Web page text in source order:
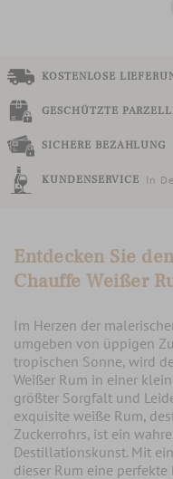
KOSTENLOSE
GESCHÜTZTE
SICHERE BEZAHLUNG
KUNDENSERVICE In
Entdecken Sie
Chauffe Weißer
Im Herzen der
umgeben von üppigen
tropischen Sonne, wird
Weißer Rum in einer
größter Sorgfalt und
exquisite weiße Rum,
Zuckerrohrs, ist ein
Destillationskunst. Mit
dieser Rum eine